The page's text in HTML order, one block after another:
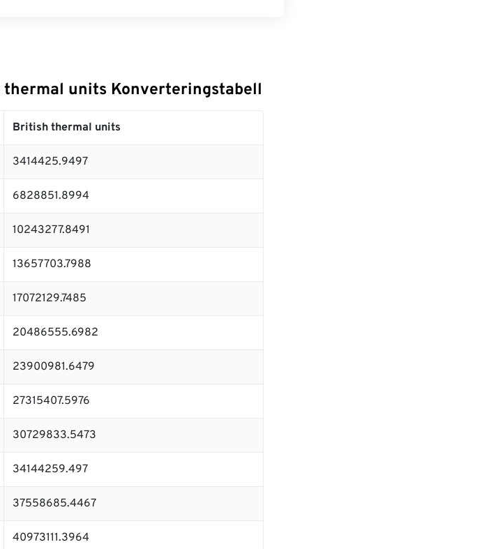
units Konverteringstabell
British thermal units
3414425.9497
6828851.8994
10243277.8491
13657703.7988
17072129.7485
20486555.6982
23900981.6479
27315407.5976
30729833.5473
34144259.497
37558685.4467
40973111.3964